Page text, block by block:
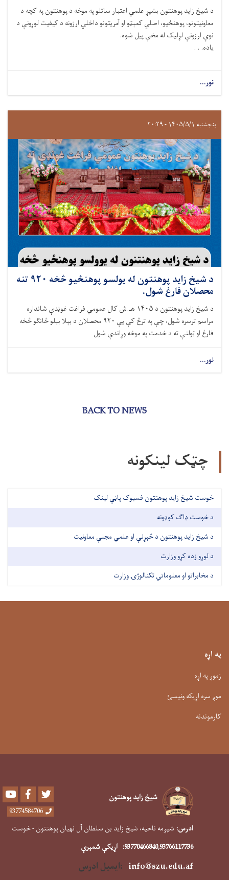
د شيخ زايد پوهنتون بشپړ علمي اعتبار ساتلو په موخه د پوهنتون په کچه د
معاونيتونو، پوهنځیو، اصلي کمېټو او آمريتونو داخلي ارزونه د کيفيت لوړونې د
نوې ارزونې لړلیک له مخې پیل شوه.
ياده. . .
نور...
پنجشنبه ۱۴۰۵/۵/۱ - ۲۰:۲۹
د شيخ زايد پوهنتون له يولسو پوهنځيو څخه ۹۲۰ تنه
محصلان فارغ شول.
د شيخ زايد پوهنتون د ۱۴۰۵ هـ.ش کال عمومي فراغت غوڼدې شانداره
مراسم ترسره شول، چې په ترڅ کې یې ۹۲۰ محصلان د بېلا بېلو څانګو څخه
فارغ او ټولنې ته د خدمت په موخه وړاندې شول
نور...
BACK TO NEWS
چټک لینکونه
خوست شیخ زاید پوهنتون فسبوک پاڼې لینک
د خوست ډاګ کوډونه
د شیخ زاید پوهنتون د څېړنې او علمي مجلې معاونیت
د لوړو زده کړو وزارت
د مخابراتو او معلوماتي تکنالوژۍ وزارت
په اړه
زموږ په اړه
موږ سره اړیکه ونیسئ
کارموندنه
شیخ زاید پوهنتون Youtube Facebook
93774584706
ادرس: شپږمه ناحیه، شیخ زاید بن سلطان آل نهیان پوهنتون - خوست
93770466840,93766117736
: اړیکې شمېرې
info@szu.edu.af :ایمیل ادرس